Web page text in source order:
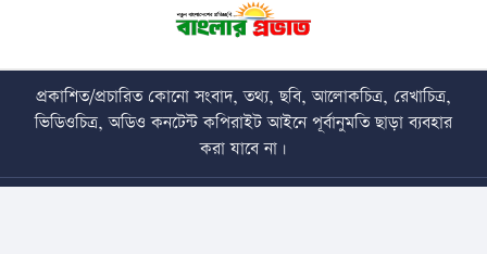
প্রকাশিত/প্রচারিত কোনো সংবাদ, তথ্য, ছবি, আলোকচিত্র, রেখাচিত্র,
ভিডিওচিত্র, অডিও কনটেন্ট কপিরাইট আইনে পূর্বানুমতি ছাড়া ব্যবহার
করা যাবে না।